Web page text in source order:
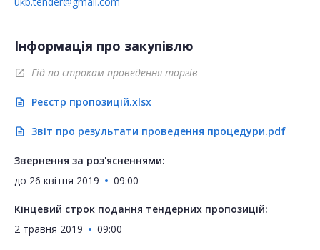
Інформація про закупівлю
open_in_new Гід по строкам проведення торгів
description Реєстр пропозицій.xlsx
description Звіт про результати проведення процедури.pdf
Звернення за роз'ясненнями:
до 26 квітня 2019 09:00
Кінцевий строк подання тендерних пропозицій:
2 травня 2019
09:00